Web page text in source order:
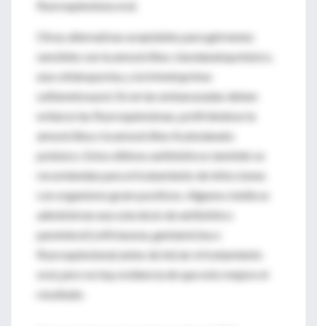
fluoroquinolona oral.
Otras alternativas aceptables para gérmenes
sensibles son la amoxicilina-clavulanatopotásico,
una cefalosporina, y la trimetoprima-
sulfametoxazol. En en las embarazadas deben
evitarse las fluoroquinolonas, prefiriéndose la
amoxicilina o la amoxicilina-ñcalvulanato
potásico. Estos últimos antibióticos también se
recomiendan para el tratamiento de infecciones
con organismo gram positivos. Algunos médicos
administran una sola dosis de antibiótico
parenteral (ceftriaxona, gentamicina o
fluoroquinolona) antes de iniciar el tratamiento
oral, pero no hay evidencia de que esto mejore el
resultado.